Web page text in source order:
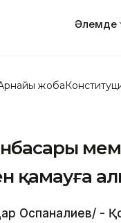
Әлемде
жоба
Оспаналиев/ -